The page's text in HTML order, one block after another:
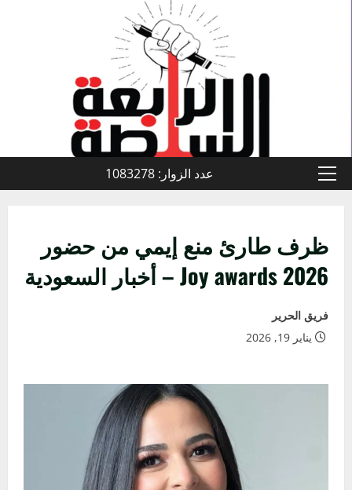
القائمة
عدد الزوار: 1083278
ظرف طارئ منع إيمي من حضور
Joy awards 2026 – أخبار السعودية
فريق الحرير
يناير 19, 2026